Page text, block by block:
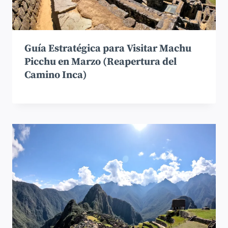
Guía Estratégica para Visitar Machu
Picchu en Marzo (Reapertura del
Camino Inca)